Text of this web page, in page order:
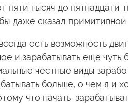
пяти тысяч до пятнадцати
даже сказал
есть возможность
и зарабатывать еще чуть
честные виды
больше, о чем я и
что начать